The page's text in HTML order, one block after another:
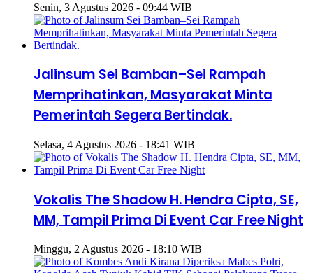
Senin, 3 Agustus 2026 - 09:44 WIB
Jalinsum Sei Bamban–Sei Rampah
Memprihatinkan, Masyarakat Minta
Pemerintah Segera Bertindak.
Selasa, 4 Agustus 2026 - 18:41 WIB
Vokalis The Shadow H. Hendra Cipta, SE,
MM, Tampil Prima Di Event Car Free Night
Minggu, 2 Agustus 2026 - 18:10 WIB